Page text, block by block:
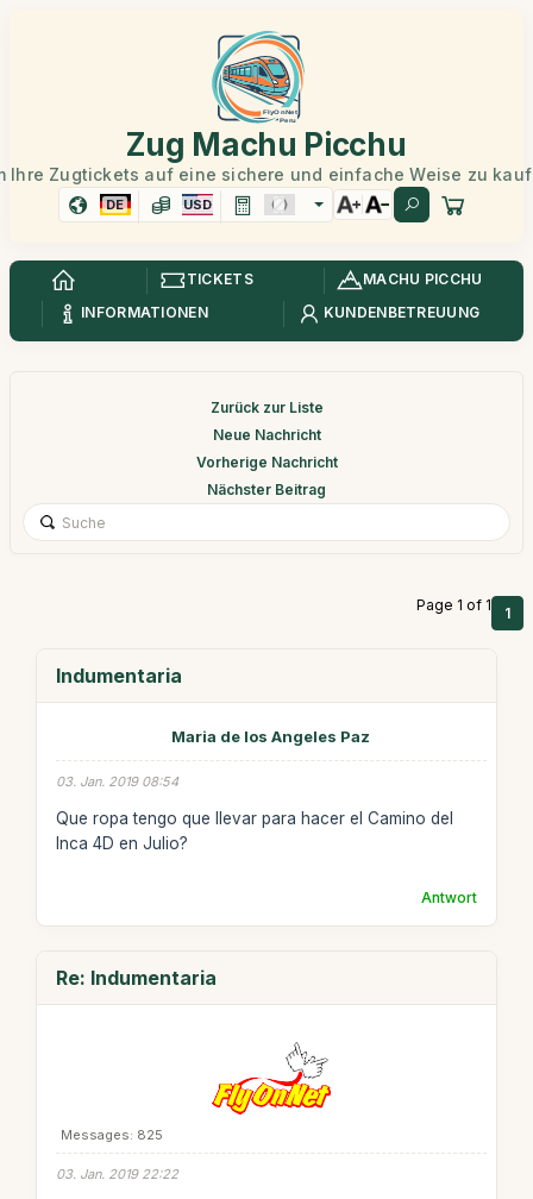
Zug Machu Picchu
Ihre Zugtickets auf eine sichere und einfache Weise zu
DE USD
TICKETS
MACHU PICCHU
INFORMATIONEN
KUNDENBETREUUNG
Zurück zur Liste
Neue Nachricht
Vorherige Nachricht
Nächster Beitrag
Page 1 of 1 1
Indumentaria
Maria de los Angeles Paz
03. Jan. 2019 08:54
Que ropa tengo que llevar para hacer el Camino del
Inca 4D en Julio?
Antwort
Re: Indumentaria
Messages: 825
03. Jan. 2019 22:22